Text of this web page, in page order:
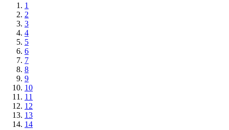
1
2
3
4
5
6
7
8
9
10
11
12
13
14